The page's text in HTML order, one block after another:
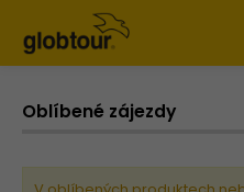
Oblíbené zájezdy